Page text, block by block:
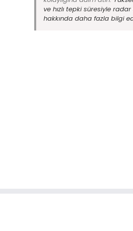
ve hızlı tepki süresiyle
hakkında daha fazla bilgi